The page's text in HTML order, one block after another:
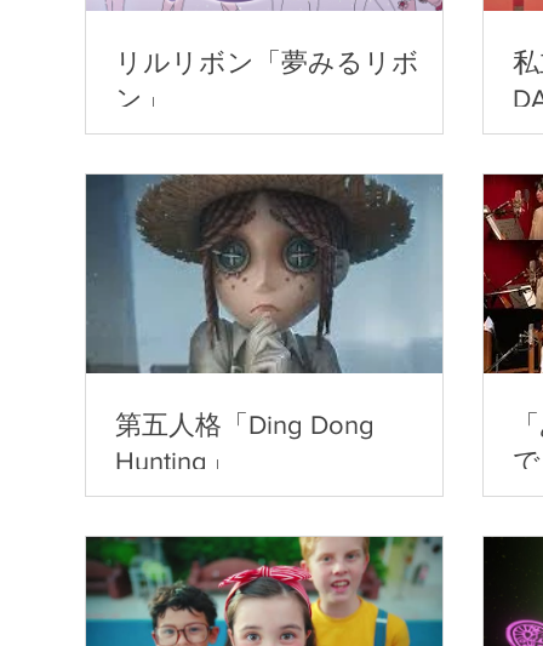
リルリボン「夢みるリボ
ン」
第五人格「Ding Dong
Hunting」